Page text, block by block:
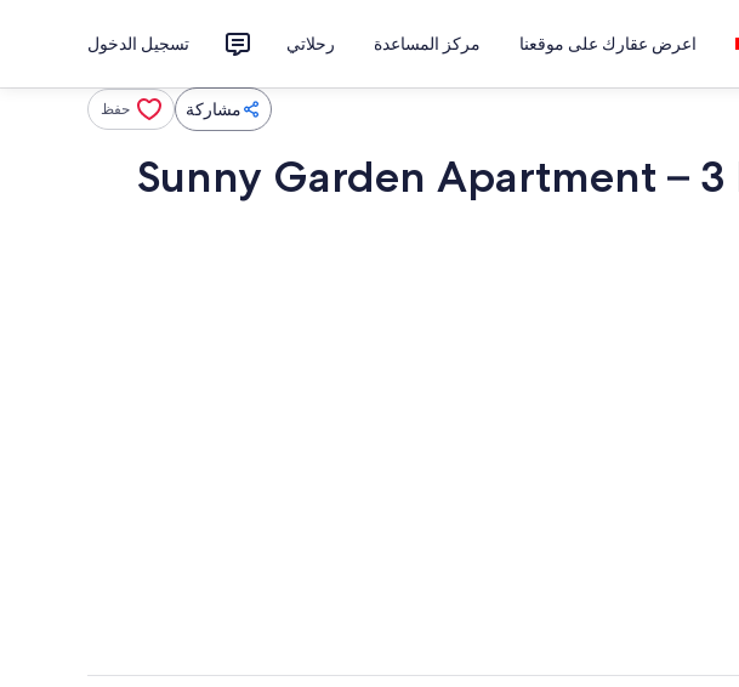
اعرض عقارك على موقعنا مركز المساعدة رحلاتي تسجيل الدخول
مشاركة حفظ
Sunny Garden Apartment –